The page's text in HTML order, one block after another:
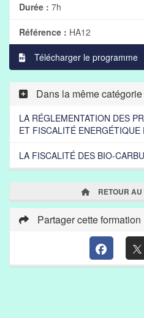
Durée : 7h
Référence : HA12
Télécharger le programme
Dans la même catégorie
LA RÉGLEMENTATION DES
ET FISCALITÉ ENERGÉTIQUE
LA FISCALITÉ DES BIO-
RETOUR
Partager cette formation